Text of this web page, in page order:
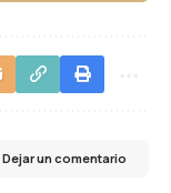
Dejar un comentario